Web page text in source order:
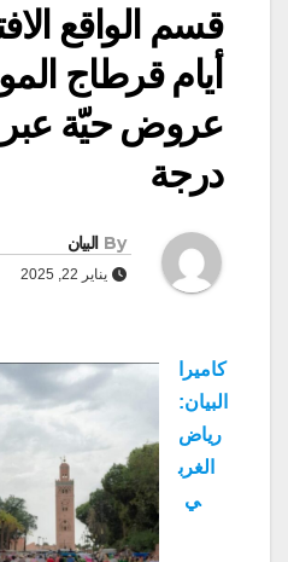
قسم الواقع
أيام قرطاج
درجة
By البيان
يناير 22, 2025
كاميرا
البيان:
رياض
الغرب
ي